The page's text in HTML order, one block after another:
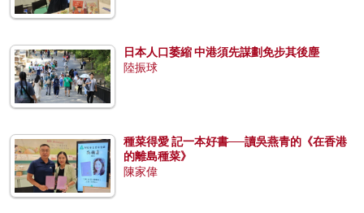
日本人口萎縮 中港須先謀劃免步其後塵
陸振球
種菜得愛 記一本好書──讀吳燕青的《在香港
的離島種菜》
陳家偉